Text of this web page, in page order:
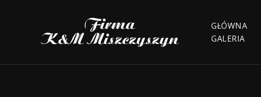
GŁÓWNA
GALERIA